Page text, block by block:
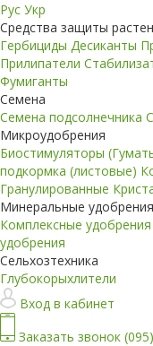
Рус Укр
Средства защиты
Гербициды Десиканты
Прилипатели
Фумиганты
Семена
Семена подсолнечника
Микроудобрения
Биостимуляторы
подкормка (листовые)
Гранулированные
Минеральные удобрения
Комплексные удобрения
удобрения
Сельхозтехника
Глубокорыхлители
Вход в кабинет
Заказать звонок